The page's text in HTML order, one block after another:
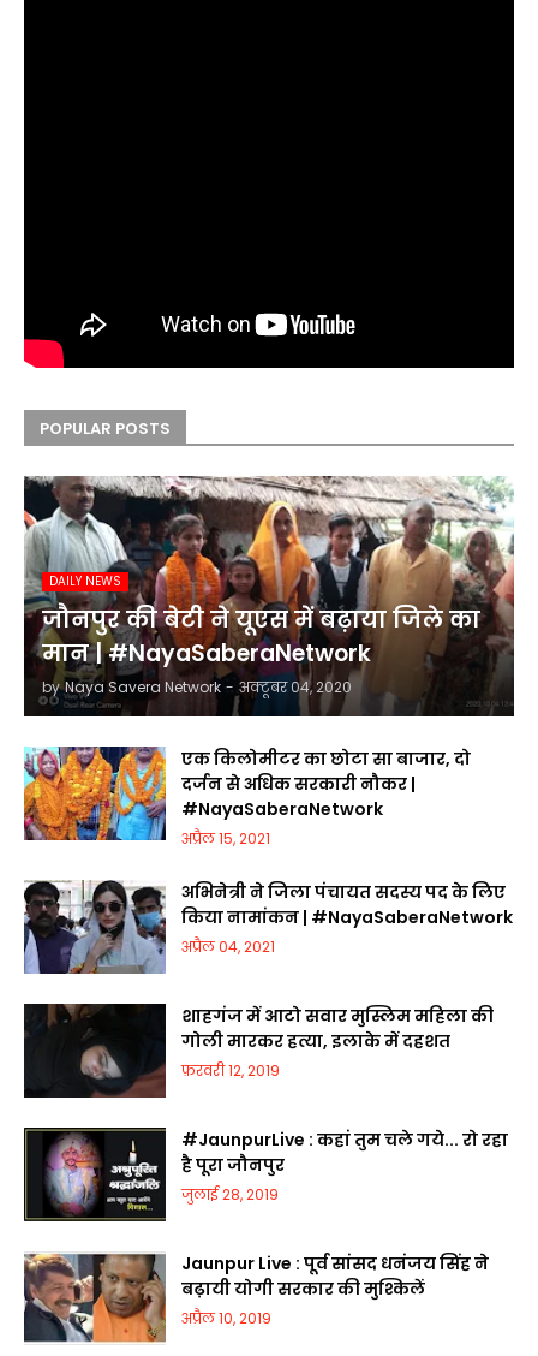
POPULAR POSTS
DAILY NEWS
जौनपुर की बेटी ने यूएस में बढ़ाया जिले का
मान | #NayaSaberaNetwork
by Naya Savera Network - अक्टूबर 04, 2020
एक किलोमीटर का छोटा सा बाजार, दो
दर्जन से अधिक सरकारी नौकर |
#NayaSaberaNetwork
अप्रैल 15, 2021
अभिनेत्री ने जिला पंचायत सदस्य पद के लिए
किया नामांकन | #NayaSaberaNetwork
अप्रैल 04, 2021
शाहगंज में आटो सवार मुस्लिम महिला की
गोली मारकर हत्या, इलाके में दहशत
फ़रवरी 12, 2019
#JaunpurLive : कहां तुम चले गये... रो रहा
है पूरा जौनपुर
जुलाई 28, 2019
Jaunpur Live : पूर्व सांसद धनंजय सिंह ने
बढ़ायी योगी सरकार की मुश्किलें
अप्रैल 10, 2019